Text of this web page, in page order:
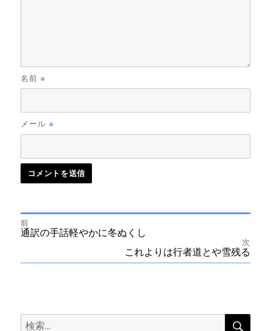
名前※
メール※
投
前
前
の
通訳の手話軽やかに冬ぬくし
次
これよりは行者道とや雪残る
検
検